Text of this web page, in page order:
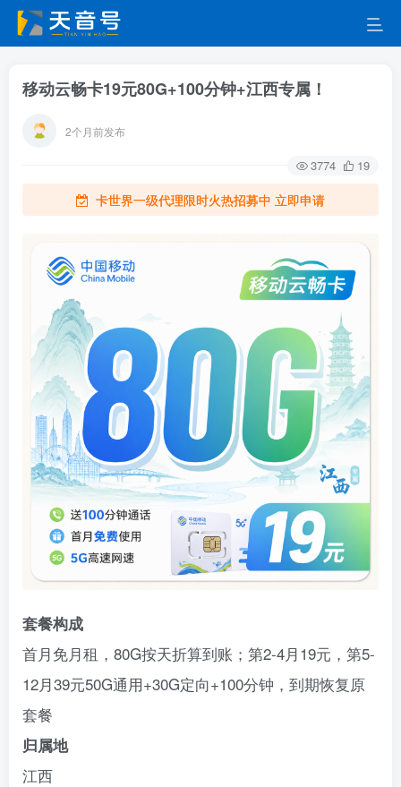
移动云畅卡19元80G+100分钟+江西专属！
2个月前发布
3774 19
卡世界一级代理限时火热招募中 立即申请
套餐构成
首月免月租，80G按天折算到账；第2-4月19元，第5-
12月39元50G通用+30G定向+100分钟，到期恢复原
套餐
归属地
江西